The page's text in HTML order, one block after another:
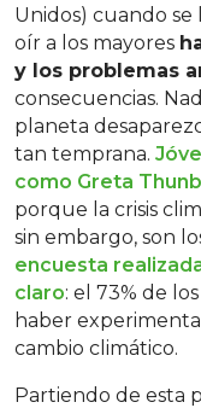
Unidos) cuando se
oír a los mayores
y los problemas
consecuencias.
planeta
tan temprana.
como Greta
porque la crisis
sin embargo, son
encuesta
claro: el 73% de
haber
cambio climático.
Partiendo de esta